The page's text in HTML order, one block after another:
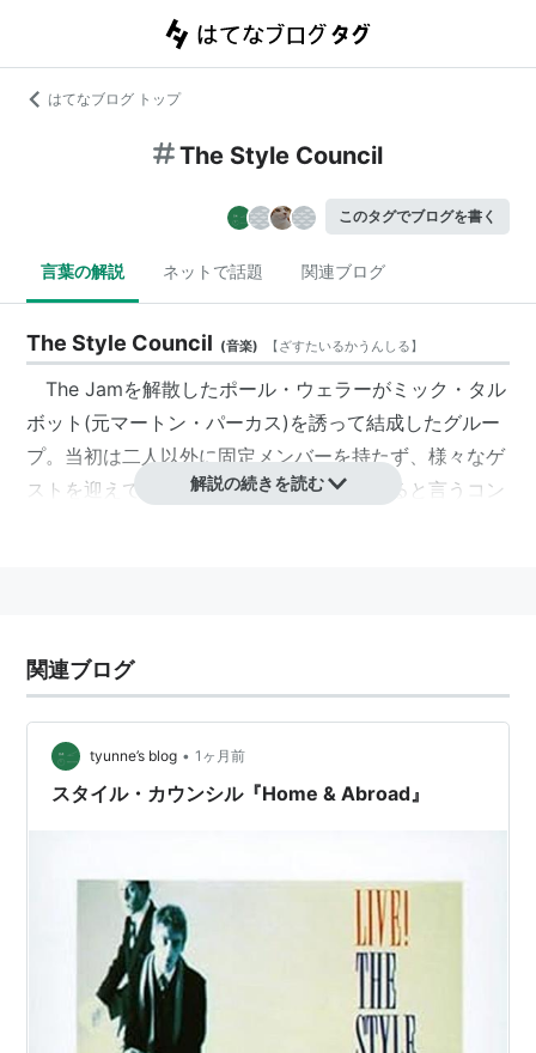
はてなブログ トップ
The Style Council
このタグでブログを書く
言葉の解説 ネットで話題 関連ブログ
The Style Council (音楽) 【ざすたいるかうんしる】
The Jamを解散したポール・ウェラーがミック・タル
ボット(元マートン・パーカス)を誘って結成したグルー
プ。当初は二人以外に固定メンバーを持たず、様々なゲ
ストを迎えてあらゆる種類の音楽を演奏すると言うコン
コンセプトに添ったリリース)
しかし、3rdアルバムを出す頃には、1stアルバムの頃
から事実上固定メンバーだったスティーヴ・ホワイト
(Dr)と、2ndの頃から頻繁に参加していたシンガーのデ
ィー・C・リー(後にポールと結婚)を正式にメンバーに
迎え、アルバムそのものもブルーアイドソウル的な方向
結局、4枚目のリリース直前にスティーヴが脱退、ま
た、続く5枚目のアルバムがポリドールからリリースを
拒否され、活動が停滞した揚げ句に解散。
解散後はポールは再びスティーヴと組みソロ活動で成
解説の続きを読む
関連ブログ
tyunne’s blog • 1ヶ月前
スタイル・カウンシル『Home & Abroad』